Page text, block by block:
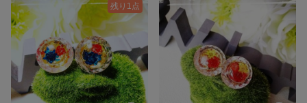
残り1点